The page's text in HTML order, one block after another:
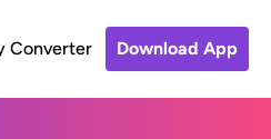
Converter Download App